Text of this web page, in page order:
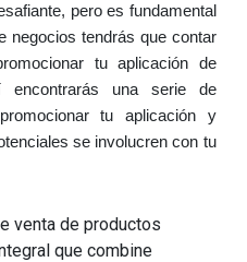
pero es fundamental
negocios tendrás que contar
tu aplicación de
encontrarás una serie de
tu aplicación y
se involucren con tu
venta de productos
que combine